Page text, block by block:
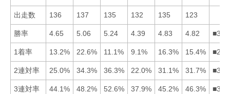
出走数 136 137 135 132 135 123
勝率 4.65 5.06 5.24 4.39 4.83 4.82
1着率 13.2% 22.6% 11.1% 9.1% 16.3% 15.4%
2連対率 25.0% 34.3% 36.3% 22.0% 31.1% 31.7%
3連対率 44.1% 48.2% 52.6% 37.9% 45.2% 46.3%